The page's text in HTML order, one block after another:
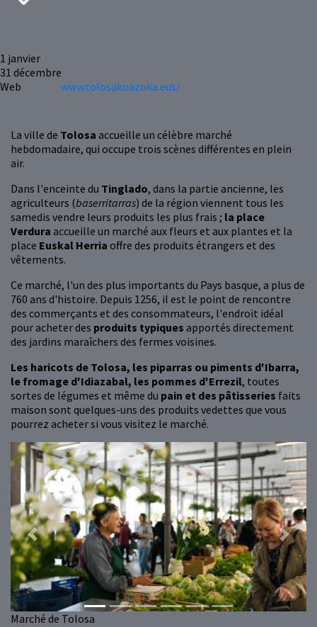
1 janvier
31 décembre
Web
www.tolosakoazoka.eus/
La ville de Tolosa accueille un célèbre marché
hebdomadaire, qui occupe trois scènes différentes en plein
air.
Dans l'enceinte du Tinglado, dans la partie ancienne, les
agriculteurs (baserritarras) de la région viennent tous les
samedis vendre leurs produits les plus frais ; la place
Verdura accueille un marché aux fleurs et aux plantes et la
place Euskal Herria offre des produits étrangers et des
vêtements.
Ce marché, l'un des plus importants du Pays basque, a plus de
760 ans d'histoire. Depuis 1256, il est le point de rencontre
des commerçants et des consommateurs, l'endroit idéal
pour acheter des produits typiques apportés directement
des jardins maraîchers des fermes voisines.
Les haricots de Tolosa, les piparras ou piments d'Ibarra,
le fromage d'Idiazabal, les pommes d'Errezil, toutes
sortes de légumes et même du pain et des pâtisseries faits
maison sont quelques-uns des produits vedettes que vous
pourrez acheter si vous visitez le marché.
Marché de Tolosa
Previous Next